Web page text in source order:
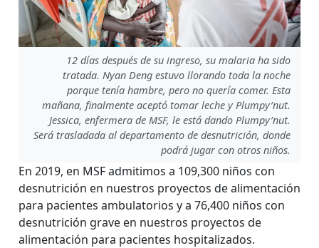
12 días después de su ingreso, su malaria ha sido
tratada. Nyan Deng estuvo llorando toda la noche
porque tenía hambre, pero no quería comer. Esta
mañana, finalmente aceptó tomar leche y Plumpy’nut.
Jessica, enfermera de MSF, le está dando Plumpy’nut.
Será trasladada al departamento de desnutrición, donde
podrá jugar con otros niños.
En 2019, en MSF admitimos a 109,300 niños con
desnutrición en nuestros proyectos de alimentación
para pacientes ambulatorios y a 76,400 niños con
desnutrición grave en nuestros proyectos de
alimentación para pacientes hospitalizados.